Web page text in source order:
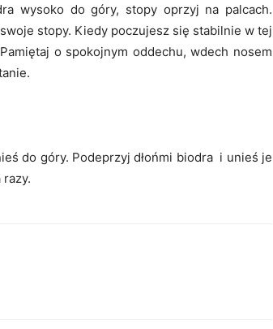
wysoko do góry, stopy oprzyj na palcach.
stopy. Kiedy poczujesz się stabilnie w tej
o spokojnym oddechu, wdech nosem
do góry. Podeprzyj dłońmi biodra i unieś je